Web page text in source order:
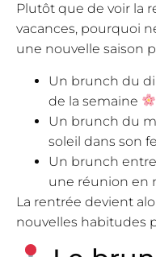
Plutôt que de voir la
vacances, pourquoi
une nouvelle saison
Un brunch du
de la semaine
Un brunch du
soleil dans son
Un brunch
une réunion en
La rentrée devient
nouvelles habitudes